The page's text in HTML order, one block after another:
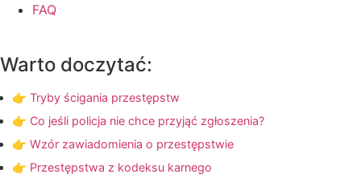
FAQ
Warto doczytać:
👉 Tryby ścigania przestępstw
👉 Co jeśli policja nie chce przyjąć zgłoszenia?
👉 Wzór zawiadomienia o przestępstwie
👉 Przestępstwa z kodeksu karnego